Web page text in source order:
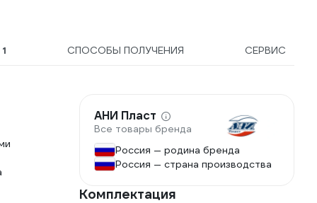
1 СПОСОБЫ ПОЛУЧЕНИЯ СЕРВИС
АНИ Пласт
Все товары бренда
Россия — родина бренда
Россия — страна производства
Комплектация